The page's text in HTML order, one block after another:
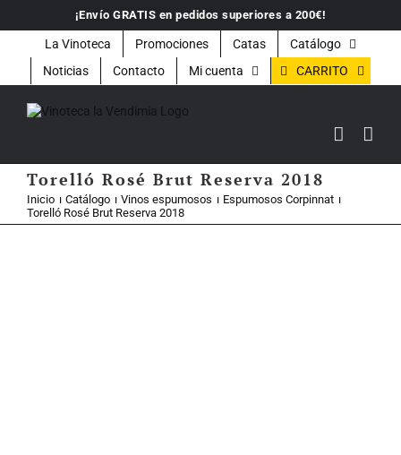
contenido
¡Envío GRATIS en pedidos superiores a 200€!
La Vinoteca Promociones Catas
Catálogo
Noticias
Contacto Mi cuenta CARRITO
Torelló Rosé Brut Reserva 2018
Inicio Catálogo Vinos espumosos
Espumosos Corpinnat
Torelló Rosé Brut Reserva 2018